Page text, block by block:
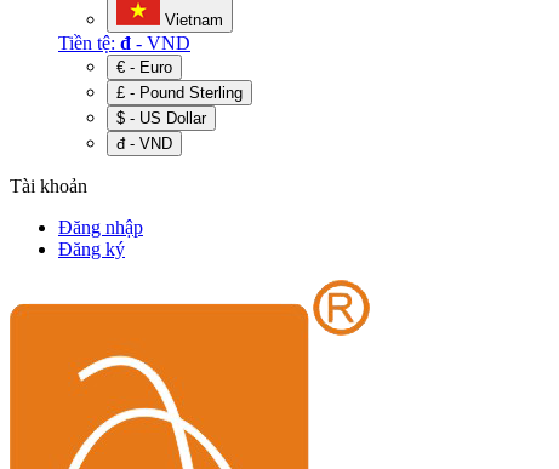
Vietnam
Tiền tệ: đ - VND
€ - Euro
£ - Pound Sterling
$ - US Dollar
đ - VND
Tài khoản
Đăng nhập
Đăng ký